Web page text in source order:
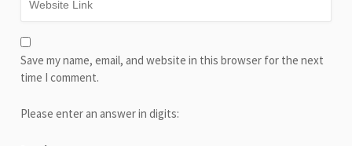
Save my name, email, and website in this browser for the next
time I comment.
Please enter an answer in digits: